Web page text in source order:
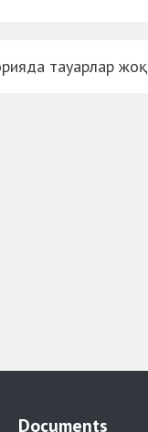
тауарлар жоқ
Documents